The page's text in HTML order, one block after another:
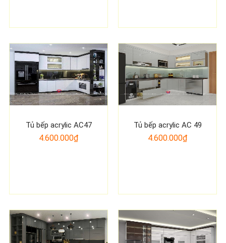
Tủ bếp acrylic AC47
4.600.000₫
Tủ bếp acrylic AC 49
4.600.000₫